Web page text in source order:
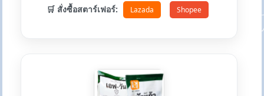
🛒 สั่งซื้อสตาร์เฟอร์: Lazada Shopee